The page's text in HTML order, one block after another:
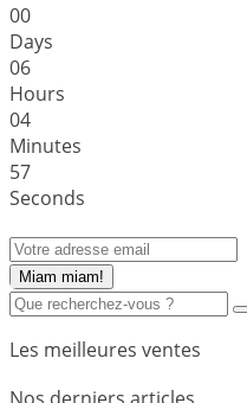
00
Days
06
Hours
04
Minutes
57
Seconds
Miam miam!
Les meilleures ventes